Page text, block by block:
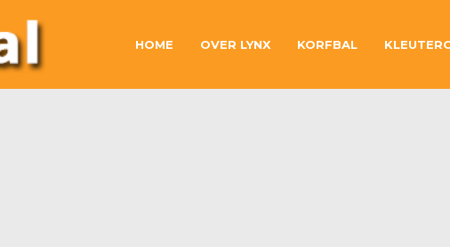
HOME OVER LYNX KORFBAL